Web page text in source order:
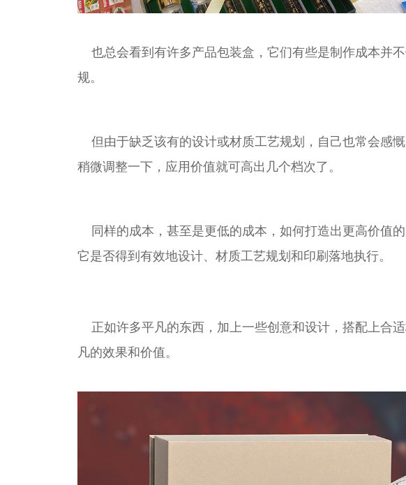
也总会看到有许多产品包装盒，它们有些是制作成本并
规。
但由于缺乏该有的设计或材质工艺规划，自己也常会感
稍微调整一下，应用价值就可高出几个档次了。
同样的成本，甚至是更低的成本，如何打造出更高价值
它是否得到有效地设计、材质工艺规划和印刷落地执行。
正如许多平凡的东西，加上一些创意和设计，搭配上合
凡的效果和价值。